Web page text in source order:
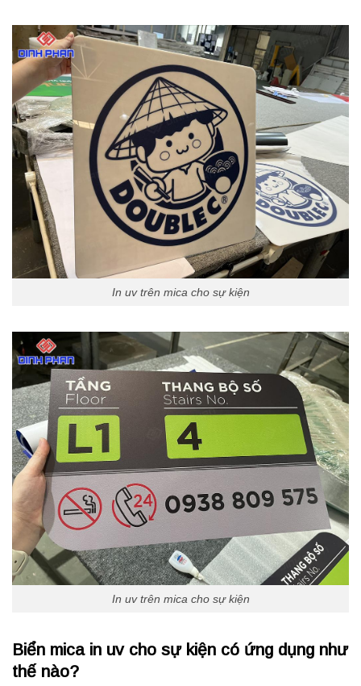
In uv trên mica cho sự kiện
In uv trên mica cho sự kiện
Biển mica in uv cho sự kiện có ứng dụng như
thế nào?